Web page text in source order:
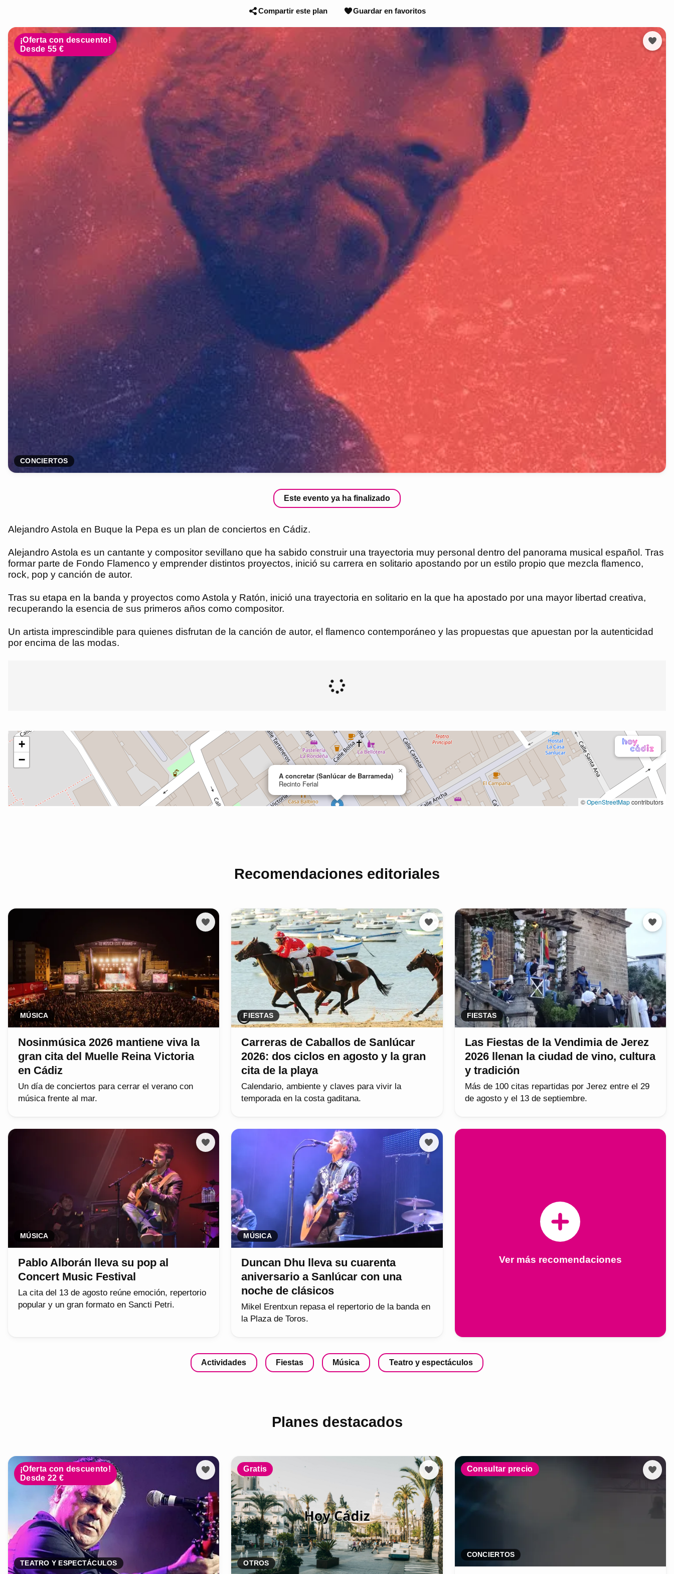
Compartir este plan Guardar en favoritos
¡Oferta con descuento!
Desde 55 €
CONCIERTOS
Este evento ya ha finalizado
Alejandro Astola en Buque la Pepa es un plan de conciertos en Cádiz.
Alejandro Astola es un cantante y compositor sevillano que ha sabido construir una trayectoria muy personal dentro del panorama musical español. Tras
formar parte de Fondo Flamenco y emprender distintos proyectos, inició su carrera en solitario apostando por un estilo propio que mezcla flamenco,
rock, pop y canción de autor.
Tras su etapa en la banda y proyectos como Astola y Ratón, inició una trayectoria en solitario en la que ha apostado por una mayor libertad creativa,
recuperando la esencia de sus primeros años como compositor.
Un artista imprescindible para quienes disfrutan de la canción de autor, el flamenco contemporáneo y las propuestas que apuestan por la autenticidad
por encima de las modas.
Recomendaciones editoriales
MÚSICA
Nosinmúsica 2026 mantiene viva la
gran cita del Muelle Reina Victoria
en Cádiz
Un día de conciertos para cerrar el verano con
música frente al mar.
FIESTAS
Carreras de Caballos de Sanlúcar
2026: dos ciclos en agosto y la gran
cita de la playa
Calendario, ambiente y claves para vivir la
temporada en la costa gaditana.
FIESTAS
Las Fiestas de la Vendimia de Jerez
2026 llenan la ciudad de vino, cultura
y tradición
Más de 100 citas repartidas por Jerez entre el 29
de agosto y el 13 de septiembre.
MÚSICA
Pablo Alborán lleva su pop al
Concert Music Festival
La cita del 13 de agosto reúne emoción, repertorio
popular y un gran formato en Sancti Petri.
MÚSICA
Duncan Dhu lleva su cuarenta
aniversario a Sanlúcar con una
noche de clásicos
Mikel Erentxun repasa el repertorio de la banda en
la Plaza de Toros.
Ver más recomendaciones
Actividades Fiestas Música Teatro y espectáculos
Planes destacados
¡Oferta con descuento!
Desde 22 €
TEATRO Y ESPECTÁCULOS
Gratis
OTROS
Consultar precio
CONCIERTOS